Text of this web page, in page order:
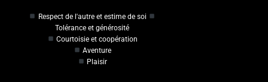
Respect de l'autre et estime de soi
Tolérance et générosité
Courtoisie et coopération
Aventure
Plaisir